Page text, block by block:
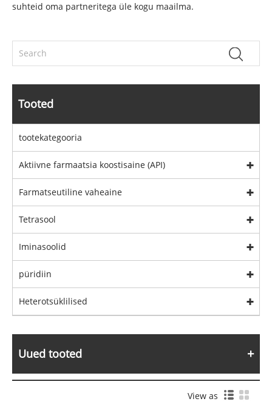
suhteid oma partneritega üle kogu maailma.
Tooted
tootekategooria
Aktiivne farmaatsia koostisaine (API)
Farmatseutiline vaheaine
Tetrasool
Iminasoolid
püridiin
Heterotsüklilised
Uued tooted
View as